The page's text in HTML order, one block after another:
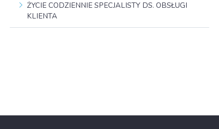
ŻYCIE CODZIENNIE SPECJALISTY DS. OBSŁUGI
KLIENTA